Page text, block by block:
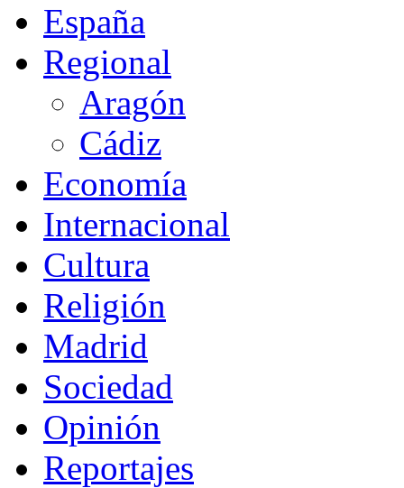
España
Regional
Aragón
Cádiz
Economía
Internacional
Cultura
Religión
Madrid
Sociedad
Opinión
Reportajes